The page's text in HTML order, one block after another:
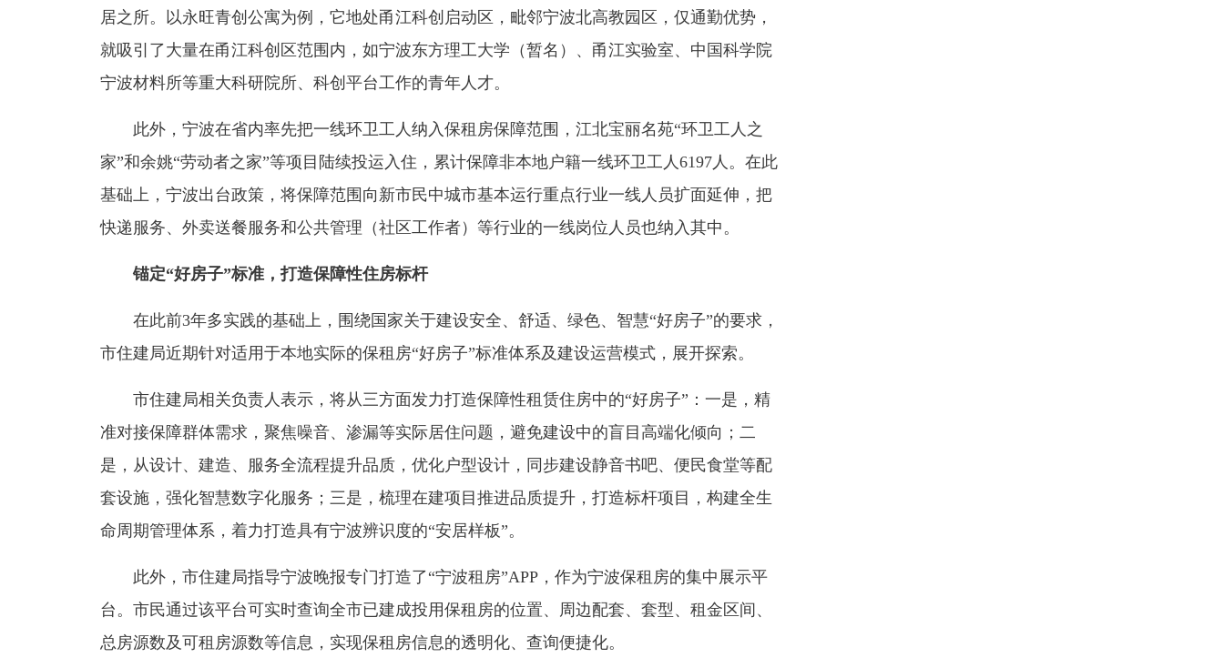
居之所。以永旺青创公寓为例，它地处甬江科创启动区，毗邻宁波北高教园区，仅通勤优势，
就吸引了大量在甬江科创区范围内，如宁波东方理工大学（暂名）、甬江实验室、中国科学院
宁波材料所等重大科研院所、科创平台工作的青年人才。
此外，宁波在省内率先把一线环卫工人纳入保租房保障范围，江北宝丽名苑“环卫工人之
家”和余姚“劳动者之家”等项目陆续投运入住，累计保障非本地户籍一线环卫工人6197人。在此
基础上，宁波出台政策，将保障范围向新市民中城市基本运行重点行业一线人员扩面延伸，把
快递服务、外卖送餐服务和公共管理（社区工作者）等行业的一线岗位人员也纳入其中。
锚定“好房子”标准，打造保障性住房标杆
在此前3年多实践的基础上，围绕国家关于建设安全、舒适、绿色、智慧“好房子”的要求，
市住建局近期针对适用于本地实际的保租房“好房子”标准体系及建设运营模式，展开探索。
市住建局相关负责人表示，将从三方面发力打造保障性租赁住房中的“好房子”：一是，精
准对接保障群体需求，聚焦噪音、渗漏等实际居住问题，避免建设中的盲目高端化倾向；二
是，从设计、建造、服务全流程提升品质，优化户型设计，同步建设静音书吧、便民食堂等配
套设施，强化智慧数字化服务；三是，梳理在建项目推进品质提升，打造标杆项目，构建全生
命周期管理体系，着力打造具有宁波辨识度的“安居样板”。
此外，市住建局指导宁波晚报专门打造了“宁波租房”APP，作为宁波保租房的集中展示平
台。市民通过该平台可实时查询全市已建成投用保租房的位置、周边配套、套型、租金区间、
总房源数及可租房源数等信息，实现保租房信息的透明化、查询便捷化。